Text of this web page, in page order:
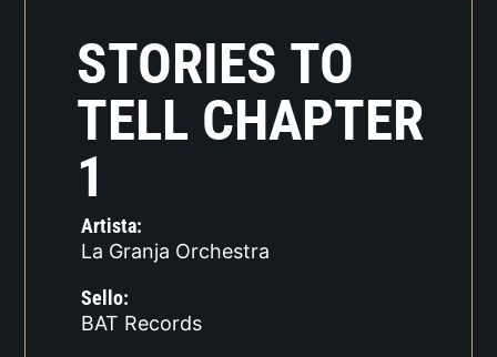
STORIES TO
TELL CHAPTER
1
Artista:
La Granja Orchestra
Sello:
BAT Records